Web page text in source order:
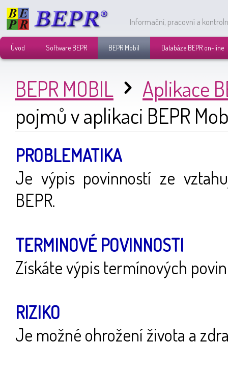
Informační, pracovní a
Úvod Software BEPR BEPR Mobil Databáze BEPR on-line
BEPR MOBIL
Aplikace
pojmů v aplikaci BEPR
PROBLEMATIKA
Je výpis povinností ze
BEPR.
TERMINOVÉ POVINNOSTI
Získáte výpis termínových
RIZIKO
Je možné ohrožení života a